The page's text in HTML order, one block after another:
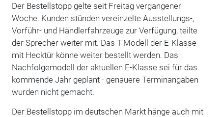
Der Bestellstopp gelte seit Freitag vergangener
Woche. Kunden stünden vereinzelte Ausstellungs-,
Vorführ- und Händlerfahrzeuge zur Verfügung, teilte
der Sprecher weiter mit. Das T-Modell der E-Klasse
mit Hecktür könne weiter bestellt werden. Das
Nachfolgemodell der aktuellen E-Klasse sei für das
kommende Jahr geplant - genauere Terminangaben
wurden nicht gemacht.
Der Bestellstopp im deutschen Markt hänge auch mit